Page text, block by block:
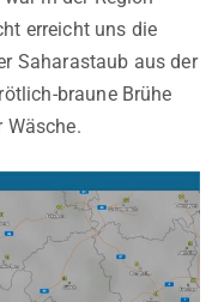
erreicht uns die
Saharastaub aus der
braune Brühe
Wäsche.